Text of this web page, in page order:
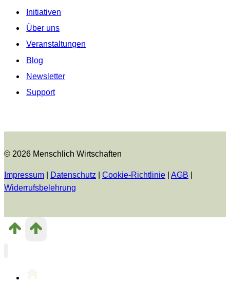
Initiativen
Über uns
Veranstaltungen
Blog
Newsletter
Support
© 2026 Menschlich Wirtschaften
Impressum Datenschutz Cookie-Richtlinie AGB
Widerrufsbelehrung